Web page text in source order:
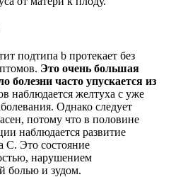
подтипа b протекает без
Это очень большая
болезни часто упускается из
наблюдается желтуха с уже
Однако следует
потому что в половине
наблюдается развитие
С. Это состояние
нарушением
болью и зудом.